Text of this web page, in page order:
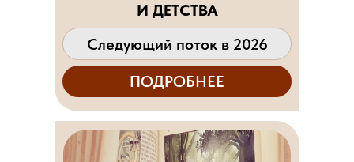
Следующий поток в 2026
ПОДРОБНЕЕ
И ДЕТСТВА